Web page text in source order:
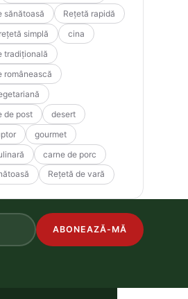
sănătoasă
Rețetă rapidă
rețetă simplă
cina
tradițională
românească
de post
desert
gourmet
carne de porc
Rețetă de vară
ABONEAZĂ-MĂ